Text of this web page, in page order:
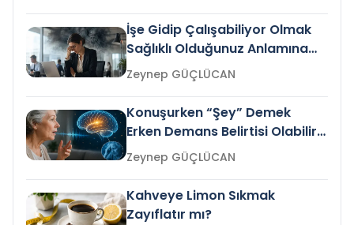
İşe Gidip Çalışabiliyor Olmak
Sağlıklı Olduğunuz Anlamına
Gelir mi?Zeynep GÜÇLÜCAN
Konuşurken “Şey” Demek
Erken Demans Belirtisi Olabilir
mi?
Zeynep GÜÇLÜCAN
Kahveye Limon Sıkmak
Zayıflatır mı?